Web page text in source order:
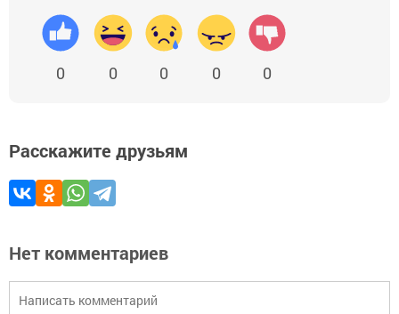
0 0 0 0 0
Расскажите друзьям
Нет комментариев